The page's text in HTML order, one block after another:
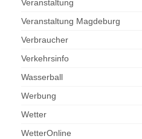
Veranstaltung
Veranstaltung Magdeburg
Verbraucher
Verkehrsinfo
Wasserball
Werbung
Wetter
WetterOnline